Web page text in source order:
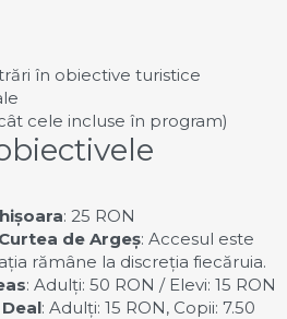
în obiective turistice
cele incluse în program)
: 25 RON
de Argeș: Accesul este
rămâne la discreția fiecăruia.
: Adulți: 50 RON / Elevi: 15 RON
: Adulți: 15 RON, Copii: 7.50